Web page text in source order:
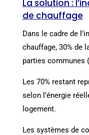
La solution :
de chauffage
Dans le cadre de
chauffage, 30% de
parties communes
Les 70% restant
selon l’énergie
logement.
Les systèmes de